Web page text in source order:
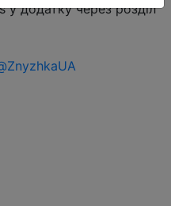
додатку через розділ